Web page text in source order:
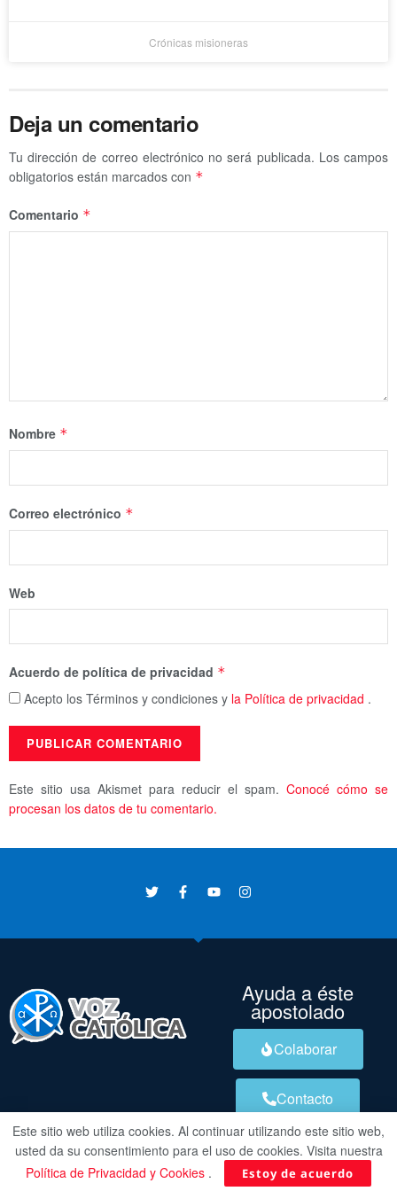
Crónicas misioneras
Deja un comentario
Tu dirección de correo electrónico no será publicada. Los campos
obligatorios están marcados con *
Comentario *
Nombre *
Correo electrónico *
Web
Acuerdo de política de privacidad *
Acepto los Términos y condiciones y la Política de privacidad .
Este sitio usa Akismet para reducir el spam. Conocé cómo se
procesan los datos de tu comentario.
Ayuda a éste
apostolado
Colaborar
Contacto
Este sitio web utiliza cookies. Al continuar utilizando este sitio web,
usted da su consentimiento para el uso de cookies. Visita nuestra
Política de Privacidad y Cookies . Estoy de acuerdo